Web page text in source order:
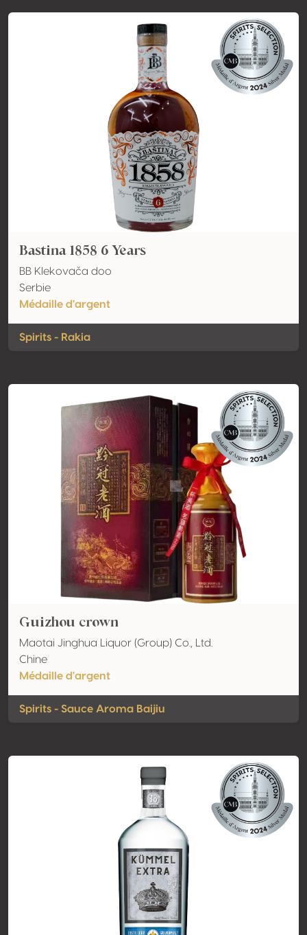
Bastina 1858 6 Years
BB Klekovača doo
Serbie
Médaille d'argent
Spirits - Rakia
Guizhou crown
Maotai Jinghua Liquor (Group) Co., Ltd.
Chine
Médaille d'argent
Spirits - Sauce Aroma Baijiu